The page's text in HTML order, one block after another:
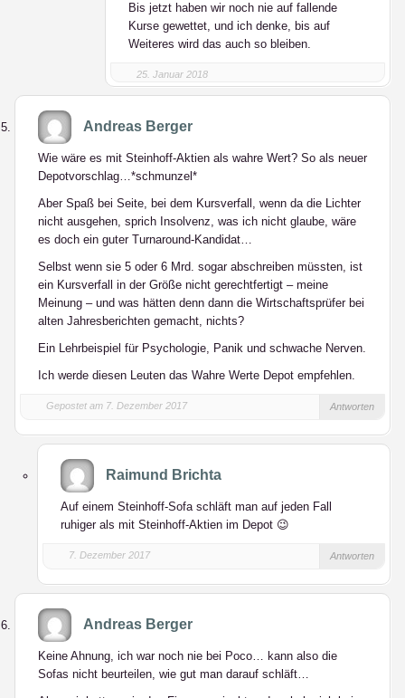
Bis jetzt haben wir noch nie auf fallende
Kurse gewettet, und ich denke, bis auf
Weiteres wird das auch so bleiben.
25. Januar 2018
Andreas Berger
Wie wäre es mit Steinhoff-Aktien als wahre Wert? So als neuer
Depotvorschlag…*schmunzel*
Aber Spaß bei Seite, bei dem Kursverfall, wenn da die Lichter
nicht ausgehen, sprich Insolvenz, was ich nicht glaube, wäre
es doch ein guter Turnaround-Kandidat…
Selbst wenn sie 5 oder 6 Mrd. sogar abschreiben müssten, ist
ein Kursverfall in der Größe nicht gerechtfertigt – meine
Meinung – und was hätten denn dann die Wirtschaftsprüfer bei
alten Jahresberichten gemacht, nichts?
Ein Lehrbeispiel für Psychologie, Panik und schwache Nerven.
Ich werde diesen Leuten das Wahre Werte Depot empfehlen.
Gepostet am 7. Dezember 2017 Antworten
Raimund Brichta
Auf einem Steinhoff-Sofa schläft man auf jeden Fall
ruhiger als mit Steinhoff-Aktien im Depot 😉
7. Dezember 2017 Antworten
Andreas Berger
Keine Ahnung, ich war noch nie bei Poco… kann also die
Sofas nicht beurteilen, wie gut man darauf schläft…